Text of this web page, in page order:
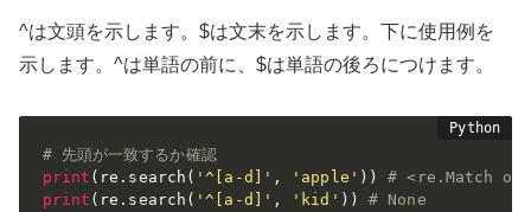
^は文頭を示します。$は文末を示します。下に使用例を
示します。^は単語の前に、$は単語の後ろにつけます。
# 先頭が一致するか確認
print ( re . search ( '^[a-d]' , 'apple' ) )
# <re.Match
print ( re . search ( '^[a-d]' , 'kid' ) ) # None